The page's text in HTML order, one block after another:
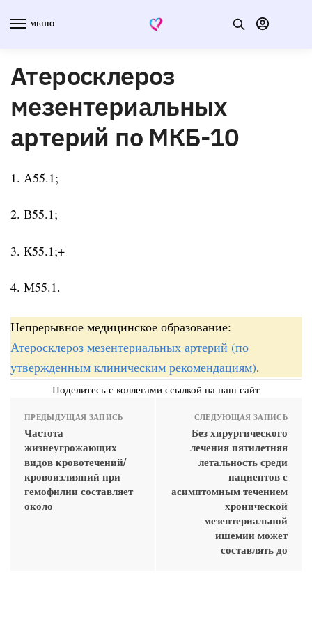
МЕНЮ
Атеросклероз
мезентериальных
артерий по МКБ-10
1. А55.1;
2. В55.1;
3. К55.1;+
4. М55.1.
Непрерывное медицинское образование:
Атеросклероз мезентериальных артерий (по
утвержденным клиническим рекомендациям).
Поделитесь с коллегами ссылкой на наш сайт
ПРЕДЫДУЩАЯ ЗАПИСЬ
Частота
жизнеугрожающих
видов кровотечений/
кровоизлияний при
гемофилии составляет
около
СЛЕДУЮЩАЯ ЗАПИСЬ
Без хирургического
лечения пятилетняя
летальность среди
пациентов с
асимптомным течением
хронической
мезентериальной
ишемии может
составлять до